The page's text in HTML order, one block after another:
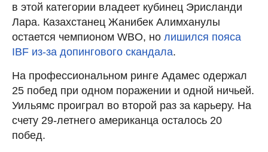
в этой категории владеет кубинец Эрисланди
Лара. Казахстанец Жанибек Алимханулы
остается чемпионом WBO, но лишился пояса
IBF из-за допингового скандала.
На профессиональном ринге Адамес одержал
25 побед при одном поражении и одной ничьей.
Уильямс проиграл во второй раз за карьеру. На
счету 29-летнего американца осталось 20
побед.